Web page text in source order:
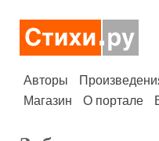
Авторы
Магазин
О портале